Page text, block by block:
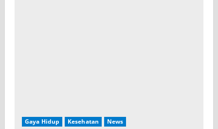
Gaya Hidup Kesehatan News